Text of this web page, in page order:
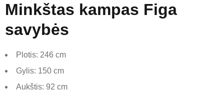
Minkštas kampas Figa
savybės
Plotis: 246 cm
Gylis: 150 cm
Aukštis: 92 cm